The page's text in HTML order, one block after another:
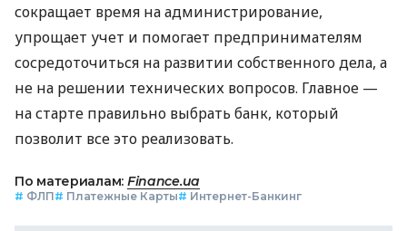
сокращает время на администрирование,
упрощает учет и помогает предпринимателям
сосредоточиться на развитии собственного дела, а
не на решении технических вопросов. Главное —
на старте правильно выбрать банк, который
позволит все это реализовать.
По материалам: Finance.ua
# ФЛП# Платежные Карты# Интернет-Банкинг